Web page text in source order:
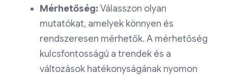
Mérhetőség: Válasszon olyan
mutatókat, amelyek könnyen és
rendszeresen mérhetők. A mérhetőség
kulcsfontosságú a trendek és a
változások hatékonyságának nyomon